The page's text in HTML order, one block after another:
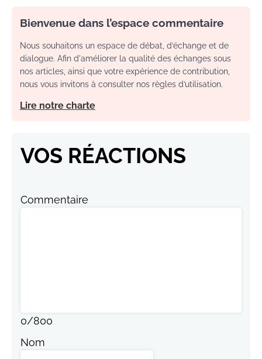
Bienvenue dans l’espace commentaire
Nous souhaitons un espace de débat, d’échange et de
dialogue. Afin d'améliorer la qualité des échanges sous
nos articles, ainsi que votre expérience de contribution,
nous vous invitons à consulter nos règles d’utilisation.
Lire notre charte
VOS RÉACTIONS
Commentaire
0/800
Nom